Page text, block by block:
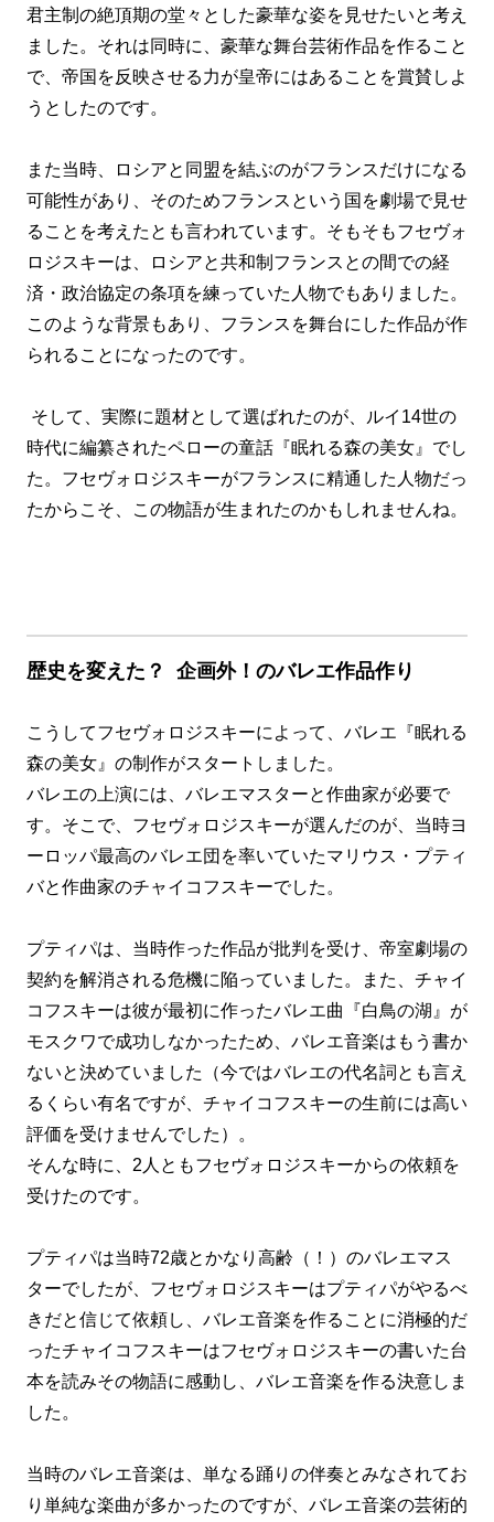
君主制の絶頂期の堂々とした豪華な姿を見せたいと考え
ました。それは同時に、豪華な舞台芸術作品を作ること
で、帝国を反映させる力が皇帝にはあることを賞賛しよ
うとしたのです。
また当時、ロシアと同盟を結ぶのがフランスだけになる
可能性があり、そのためフランスという国を劇場で見せ
ることを考えたとも言われています。そもそもフセヴォ
ロジスキーは、ロシアと共和制フランスとの間での経
済・政治協定の条項を練っていた人物でもありました。
このような背景もあり、フランスを舞台にした作品が作
られることになったのです。
そして、実際に題材として選ばれたのが、ルイ14世の
時代に編纂されたペローの童話『眠れる森の美女』でし
た。フセヴォロジスキーがフランスに精通した人物だっ
たからこそ、この物語が生まれたのかもしれませんね。
歴史を変えた？ 企画外！のバレエ作品作り
こうしてフセヴォロジスキーによって、バレエ『眠れる
森の美女』の制作がスタートしました。
バレエの上演には、バレエマスターと作曲家が必要で
す。そこで、フセヴォロジスキーが選んだのが、当時ヨ
ーロッパ最高のバレエ団を率いていたマリウス・プティ
バと作曲家のチャイコフスキーでした。
プティパは、当時作った作品が批判を受け、 帝室劇場の
契約を解消される危機に陥っていました。また、チャイ
コフスキーは彼が最初に作ったバレエ曲『白鳥の湖』が
モスクワで成功しなかったため、バレエ音楽はもう書か
ないと決めていました（今ではバレエの代名詞とも言え
るくらい有名ですが、チャイコフスキーの生前には高い
評価を受けませんでした）。
そんな時に、2人ともフセヴォロジスキーからの依頼を
受けたのです。
プティパは当時72歳とかなり高齢（！）のバレエマス
ターでしたが、フセヴォロジスキーはプティパがやるべ
きだと信じて依頼し、バレエ音楽を作ることに消極的だ
ったチャイコフスキーはフセヴォロジスキーの書いた台
本を読みその物語に感動し、バレエ音楽を作る決意しま
した。
当時のバレエ音楽は、単なる踊りの伴奏とみなされてお
り単純な楽曲が多かったのですが、バレエ音楽の芸術的